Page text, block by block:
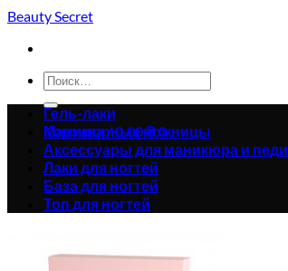
Skip
content
Beauty Secret
Искать:
Корзина /0.00₴0
Гель-лаки
Маникюрные ножницы
Аксессуары для маникюра и
Лаки для ногтей
База для ногтей
Топ для ногтей